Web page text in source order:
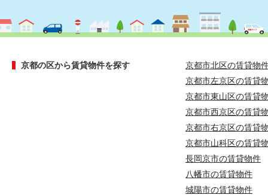
京都の区から賃貸物件を探す
京都市北区の賃貸物
京都市左京区の賃貸
京都市東山区の賃貸
京都市西京区の賃貸
京都市右京区の賃貸
京都市山科区の賃貸
長岡京市の賃貸物件
八幡市の賃貸物件
城陽市の賃貸物件